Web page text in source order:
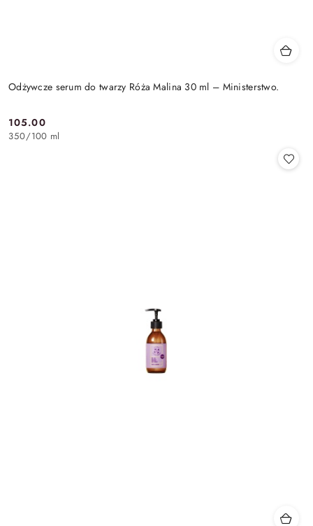
Odżywcze serum do twarzy Róża Malina 30 ml – Ministerstwo.
Cena:
105.00
350/100 ml